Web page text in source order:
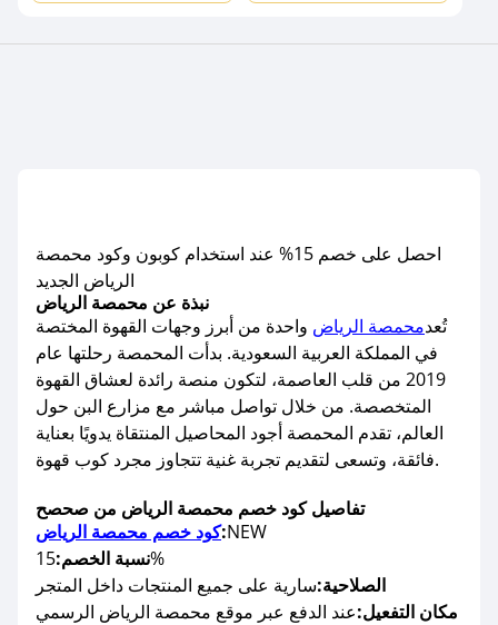
احصل على خصم 15% عند استخدام كوبون وكود محمصة
الرياض الجديد
نبذة عن محمصة الرياض
تُعدمحمصة الرياض واحدة من أبرز وجهات القهوة المختصة
في المملكة العربية السعودية. بدأت المحمصة رحلتها عام
2019 من قلب العاصمة، لتكون منصة رائدة لعشاق القهوة
المتخصصة. من خلال تواصل مباشر مع مزارع البن حول
العالم، تقدم المحمصة أجود المحاصيل المنتقاة يدويًا بعناية
فائقة، وتسعى لتقديم تجربة غنية تتجاوز مجرد كوب قهوة.
تفاصيل كود خصم محمصة الرياض من صحصح
كود خصم محمصة الرياض:NEW
نسبة الخصم:15%
الصلاحية:سارية على جميع المنتجات داخل المتجر
مكان التفعيل:عند الدفع عبر موقع محمصة الرياض الرسمي